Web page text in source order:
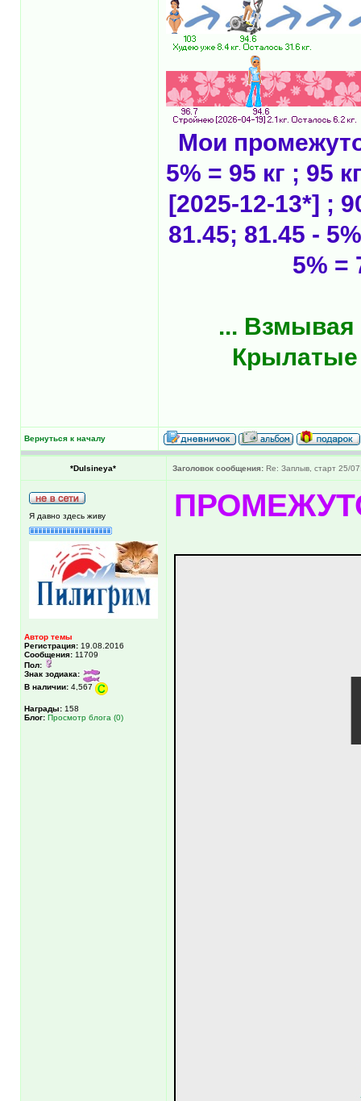
Мои
5% = 95 кг ; 95
[2025-12-13*] ;
81.45; 81.45 -
5% =
... Взмывая
Крылатые
Вернуться к началу
*Dulsineya* Заголовок сообщения: Re: Заплыв, старт 25/
Я давно здесь живу
Автор темы
Регистрация: 19.08.2016
Сообщения: 11709
Пол:
Знак зодиака:
В наличии: 4,567
Награды: 158
Блог: Просмотр блога (0)